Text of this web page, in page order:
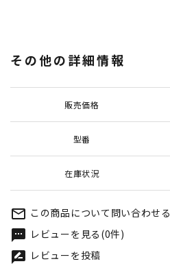
その他の詳細情報
販売価格
型番
在庫状況
mail_outline この商品について問い合わせる
textsms レビューを見る(0件)
rate_review レビューを投稿